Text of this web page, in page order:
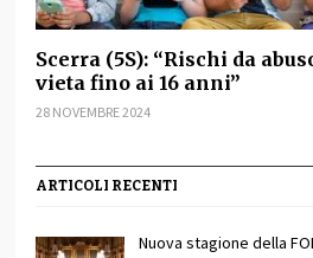
Scerra (5S): “Rischi da
vieta fino ai 16 anni”
28 NOVEMBRE 2024
ARTICOLI RECENTI
Nuova stagione della